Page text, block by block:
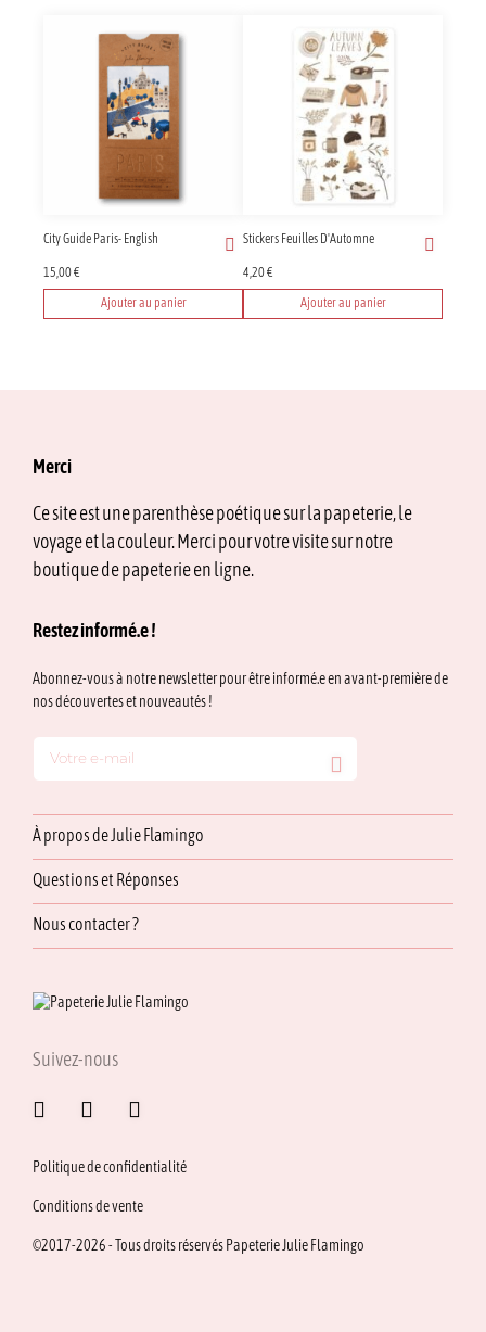
City Guide Paris- English
15,00€
Ajouter au panier
Stickers Feuilles D'Automne
4,20€
Ajouter au panier
Merci
Ce site est une parenthèse poétique sur la papeterie, le
voyage et la couleur. Merci pour votre visite sur notre
boutique de papeterie en ligne.
Restez informé.e !
Abonnez-vous à notre newsletter pour être informé.e en avant-première de
nos découvertes et nouveautés !
À propos de Julie Flamingo
Questions et Réponses
Nous contacter ?
Suivez-nous
Politique de confidentialité
Conditions de vente
©2017-2026 - Tous droits réservés Papeterie Julie Flamingo